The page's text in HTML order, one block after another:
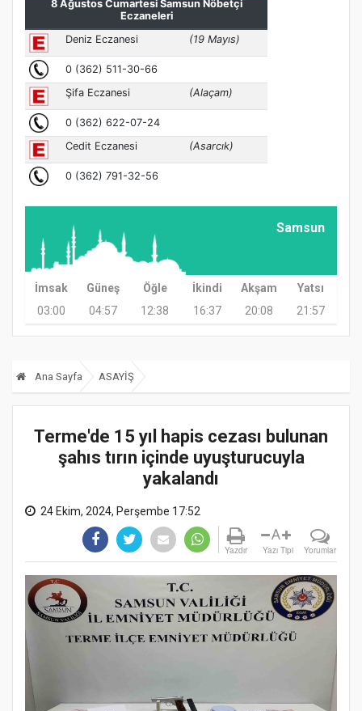
Samsun
İmsak Güneş Öğle İkindi Akşam
Yatsı
03:00
04:57 12:38 16:37 20:08 21:57
Ana Sayfa ASAYİŞ
Terme'de 15 yıl hapis cezası bulunan
şahıs tırın içinde uyuşturucuyla
yakalandı
24 Ekim, 2024, Perşembe 17:52
Yazdır
A
Yazı Tipi Yorumlar